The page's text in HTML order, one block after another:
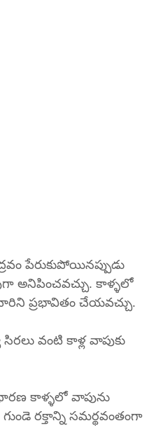
పేరుకుపోయినప్పుడు
అనిపించవచ్చు. కాళ్ళలో
ప్రభావితం చేయవచ్చు.
వంటి కాళ్ల వాపుకు
కాళ్ళలో వాపును
రక్తాన్ని సమర్థవంతంగా